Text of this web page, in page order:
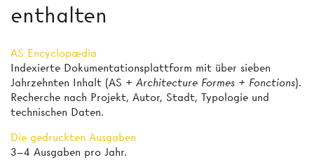
enthalten
AS Encyclopædia
Indexierte Dokumentationsplattform mit über sieben
Jahrzehnten Inhalt (AS + Architecture Formes + Fonctions).
Recherche nach Projekt, Autor, Stadt, Typologie und
technischen Daten.
Die gedruckten Ausgaben
3–4 Ausgaben pro Jahr.